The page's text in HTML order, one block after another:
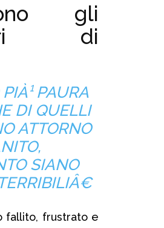
gli
di
PAURA
DI QUELLI
ATTORNO
SIANO
fallito, frustrato e